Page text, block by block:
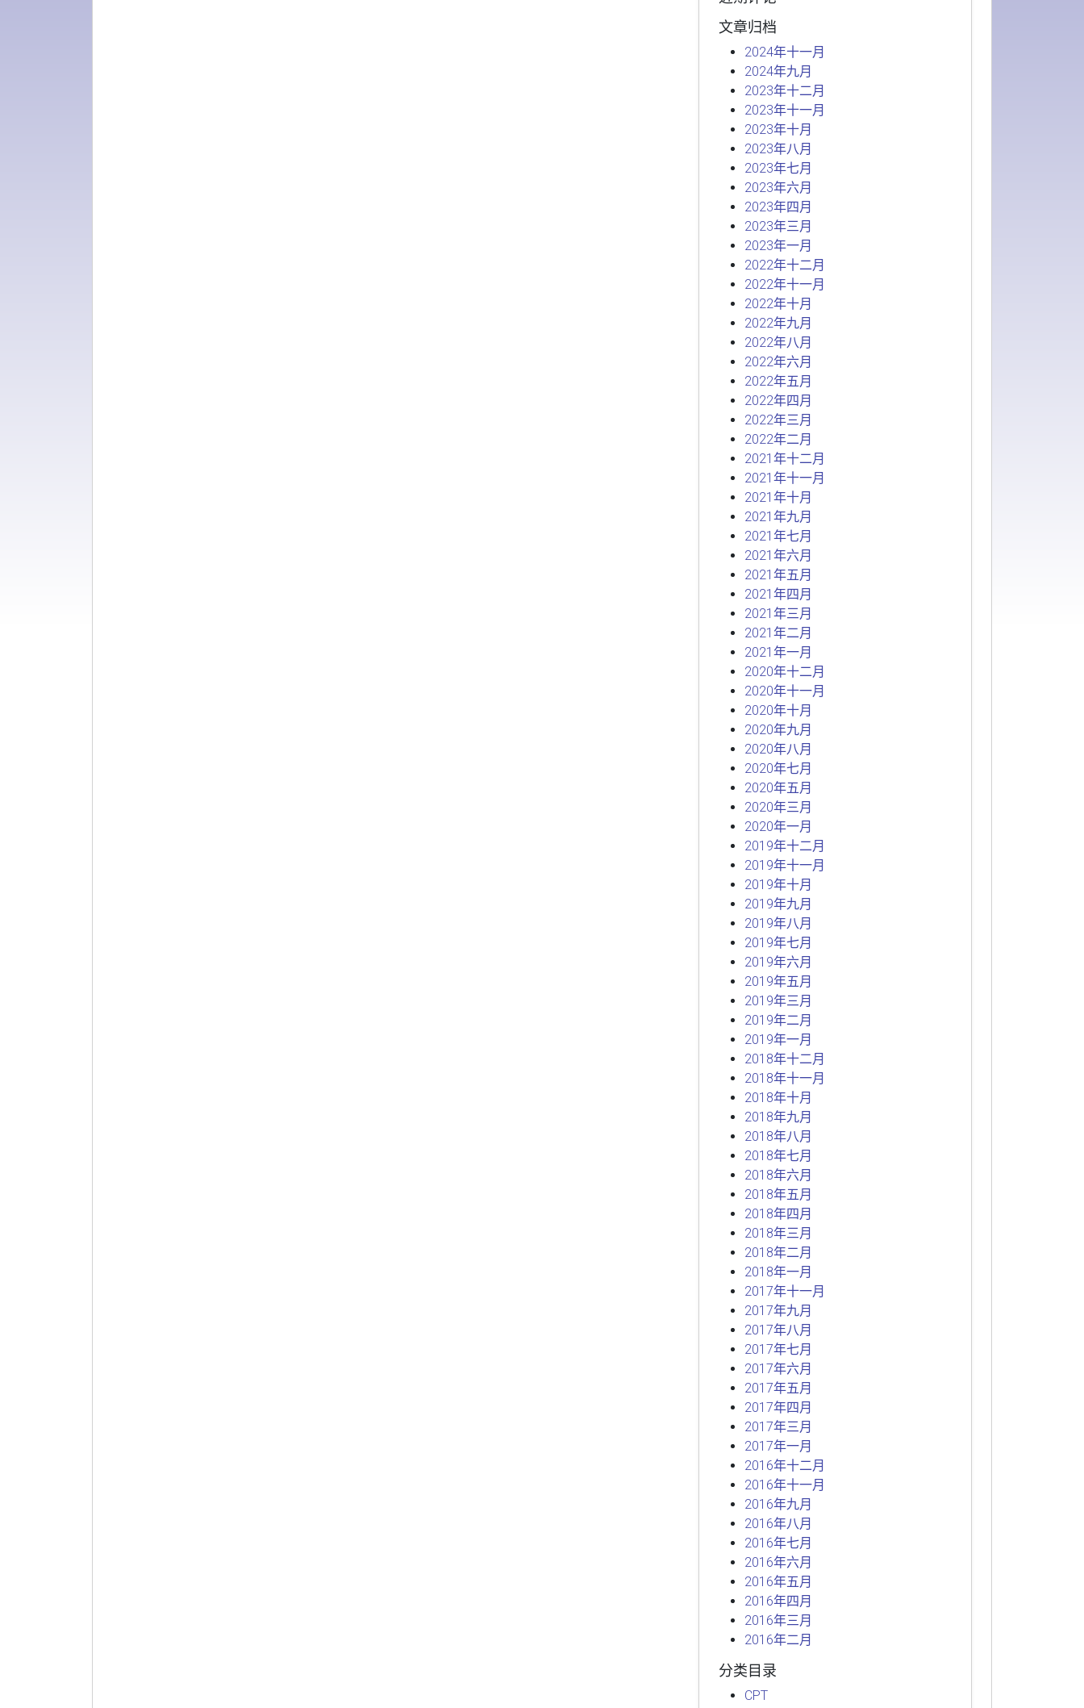
文章归档
2024年十一月
2024年九月
2023年十二月
2023年十一月
2023年十月
2023年八月
2023年七月
2023年六月
2023年四月
2023年三月
2023年一月
2022年十二月
2022年十一月
2022年十月
2022年九月
2022年八月
2022年六月
2022年五月
2022年四月
2022年三月
2022年二月
2021年十二月
2021年十一月
2021年十月
2021年九月
2021年七月
2021年六月
2021年五月
2021年四月
2021年三月
2021年二月
2021年一月
2020年十二月
2020年十一月
2020年十月
2020年九月
2020年八月
2020年七月
2020年五月
2020年三月
2020年一月
2019年十二月
2019年十一月
2019年十月
2019年九月
2019年八月
2019年七月
2019年六月
2019年五月
2019年三月
2019年二月
2019年一月
2018年十二月
2018年十一月
2018年十月
2018年九月
2018年八月
2018年七月
2018年六月
2018年五月
2018年四月
2018年三月
2018年二月
2018年一月
2017年十一月
2017年九月
2017年八月
2017年七月
2017年六月
2017年五月
2017年四月
2017年三月
2017年一月
2016年十二月
2016年十一月
2016年九月
2016年八月
2016年七月
2016年六月
2016年五月
2016年四月
2016年三月
2016年二月
分类目录
CPT